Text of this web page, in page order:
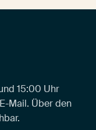
15:00 Uhr
Mail. Über den